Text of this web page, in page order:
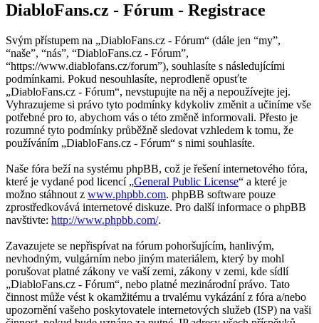
DiabloFans.cz - Fórum - Registrace
Svým přístupem na „DiabloFans.cz - Fórum“ (dále jen “my”,
“naše”, “nás”, “DiabloFans.cz - Fórum”,
“https://www.diablofans.cz/forum”), souhlasíte s následujícími
podmínkami. Pokud nesouhlasíte, neprodleně opusťte
„DiabloFans.cz - Fórum“, nevstupujte na něj a nepoužívejte jej.
Vyhrazujeme si právo tyto podmínky kdykoliv změnit a učiníme vše
potřebné pro to, abychom vás o této změně informovali. Přesto je
rozumné tyto podmínky průběžně sledovat vzhledem k tomu, že
používáním „DiabloFans.cz - Fórum“ s nimi souhlasíte.
Naše fóra beží na systému phpBB, což je řešení internetového fóra,
které je vydané pod licencí „General Public License“ a které je
možno stáhnout z www.phpbb.com. phpBB software pouze
zprostředkovává internetové diskuze. Pro další informace o phpBB
navštivte: http://www.phpbb.com/.
Zavazujete se nepřispívat na fórum pohoršujícím, hanlivým,
nevhodným, vulgárním nebo jiným materiálem, který by mohl
porušovat platné zákony ve vaší zemi, zákony v zemi, kde sídlí
„DiabloFans.cz - Fórum“, nebo platné mezinárodní právo. Tato
činnost může vést k okamžitému a trvalému vykázání z fóra a/nebo
upozornění vašeho poskytovatele internetových služeb (ISP) na vaši